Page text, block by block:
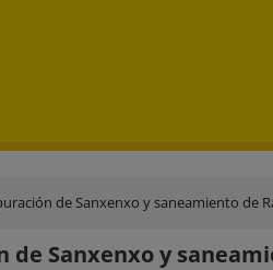
de Sanxenxo y saneamiento de
de Sanxenxo y